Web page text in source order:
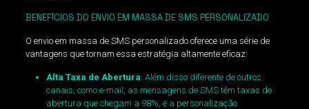
BENEFÍCIOS DO ENVIO EM MASSA DE SMS PERSONALIZADO
O envio em massa de SMS personalizado oferece uma série de
vantagens que tornam essa estratégia altamente eficaz:
Alta Taxa de Abertura: Além disso diferente de outros
canais, como e-mail, as mensagens de SMS têm taxas de
abertura que chegam a 98%, e a personalização